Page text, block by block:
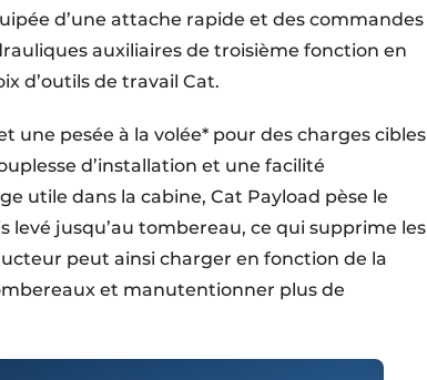
d’une attache rapide et des commandes
auxiliaires de troisième fonction en
d’outils de travail Cat.
pesée à la volée* pour des charges cibles
d’installation et une facilité
utile dans la cabine, Cat Payload pèse le
jusqu’au tombereau, ce qui supprime les
peut ainsi charger en fonction de la
et manutentionner plus de